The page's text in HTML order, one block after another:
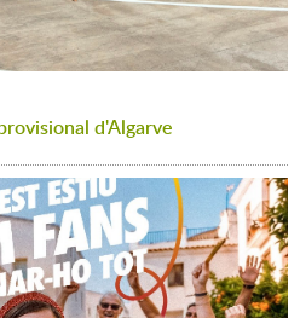
d'Algarve